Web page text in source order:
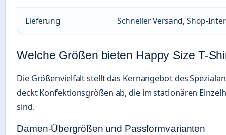
Lieferung Schneller Versand, Shop-
Welche Größen bieten Happy Size T-
Die Größenvielfalt stellt das Kernangebot des
deckt Konfektionsgrößen ab, die im stationären
sind.
Damen-Übergrößen und Passformvarianten